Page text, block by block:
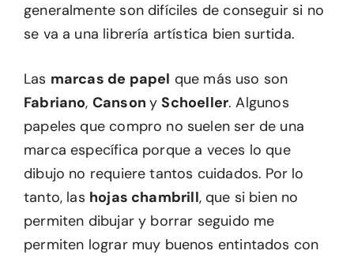
generalmente son difíciles de conseguir si no
se va a una librería artística bien surtida.
Las marcas de papel que más uso son
Fabriano, CansonySchoeller. Algunos
papeles que compro no suelen ser de una
marca específica porque a veces lo que
dibujo no requiere tantos cuidados. Por lo
tanto, las hojas chambrill, que si bien no
permiten dibujar y borrar seguido me
permiten lograr muy buenos entintados con